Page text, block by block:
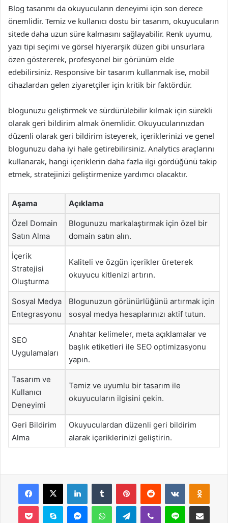
Blog tasarımı da okuyucuların deneyimi için son derece
önemlidir. Temiz ve kullanıcı dostu bir tasarım, okuyucuların
sitede daha uzun süre kalmasını sağlayabilir. Renk uyumu,
yazı tipi seçimi ve görsel hiyerarşik düzen gibi unsurlara
özen göstererek, profesyonel bir görünüm elde
edebilirsiniz. Responsive bir tasarım kullanmak ise, mobil
cihazlardan gelen ziyaretçiler için kritik bir faktördür.
blogunuzu geliştirmek ve sürdürülebilir kılmak için sürekli
olarak geri bildirim almak önemlidir. Okuyucularınızdan
düzenli olarak geri bildirim isteyerek, içeriklerinizi ve genel
blogunuzu daha iyi hale getirebilirsiniz. Analytics araçlarını
kullanarak, hangi içeriklerin daha fazla ilgi gördüğünü takip
etmek, stratejinizi geliştirmenize yardımcı olacaktır.
Aşama Açıklama
Özel Domain
Satın Alma
Blogunuzu markalaştırmak için özel bir
domain satın alın.
İçerik
Stratejisi
Oluşturma
Kaliteli ve özgün içerikler üreterek
okuyucu kitlenizi artırın.
Sosyal Medya
Entegrasyonu
Blogunuzun görünürlüğünü artırmak için
sosyal medya hesaplarınızı aktif tutun.
SEO
Uygulamaları
Anahtar kelimeler, meta açıklamalar ve
başlık etiketleri ile SEO optimizasyonu
yapın.
Tasarım ve
Kullanıcı
Deneyimi
Temiz ve uyumlu bir tasarım ile
okuyucuların ilgisini çekin.
Geri Bildirim
Alma
Okuyuculardan düzenli geri bildirim
alarak içeriklerinizi geliştirin.
Facebook
X LinkedInTumblr PinterestReddit VKontakte
Pocket Skype MessengerWhatsAppTelegramViber Line E-Posta ile